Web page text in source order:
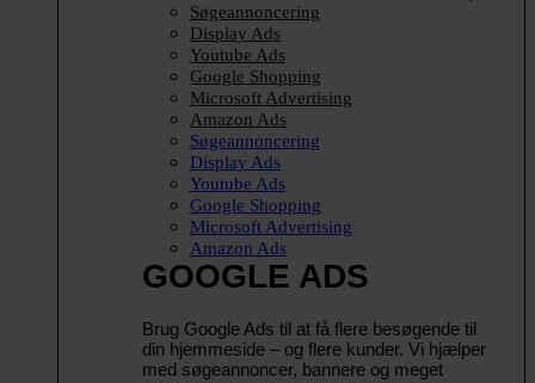
Søgeannoncering
Display Ads
Youtube Ads
Google Shopping
Microsoft Advertising
Amazon Ads
Søgeannoncering
Display Ads
Youtube Ads
Google Shopping
Microsoft Advertising
Amazon Ads
GOOGLE ADS
Brug Google Ads til at få flere besøgende til
din hjemmeside – og flere kunder. Vi hjælper
med søgeannoncer, bannere og meget